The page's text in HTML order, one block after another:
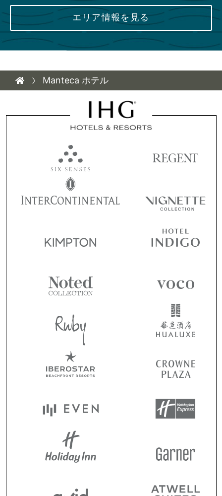
エリア情報を見る
Manteca ホテル